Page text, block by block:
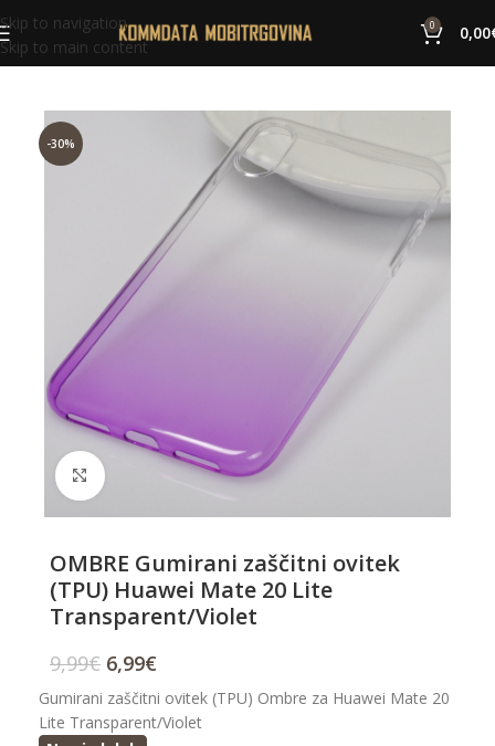
Skip to navigation
Skip to main content
0 0,00
-30%
Click to enlarge
OMBRE Gumirani zaščitni ovitek
(TPU) Huawei Mate 20 Lite
Transparent/Violet
9,99€ 6,99€
Gumirani zaščitni ovitek (TPU) Ombre za Huawei Mate 20
Lite Transparent/Violet